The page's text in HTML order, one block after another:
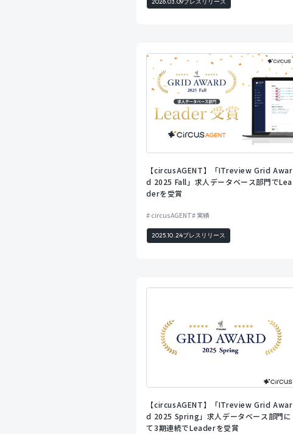
【circusAGENT】「ITreview Grid Awar
d 2025 Fall」求人データベース部門でLea
derを受賞
circusAGENT 実績
2025.10.24プレスリリース
【circusAGENT】「ITreview Grid Awar
d 2025 Spring」求人データベース部門に
て3期連続でLeaderを受賞